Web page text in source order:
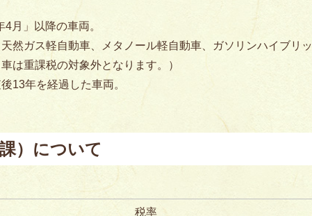
月」以降の車両。
然ガス軽自動車、メタノール軽自動車、ガソリンハイブリッ
は重課税の対象外となります。）
13年を経過した車両。
）について
税率